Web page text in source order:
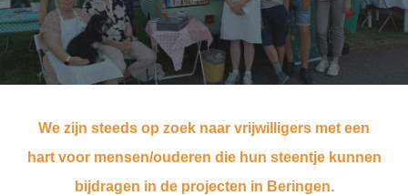
We zijn steeds op zoek naar vrijwilligers met een
hart voor mensen/ouderen die hun steentje kunnen
bijdragen in de projecten in Beringen.